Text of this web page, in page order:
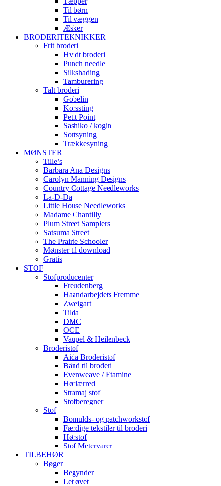
Til børn
Til væggen
Æsker
BRODERITEKNIKKER
Frit broderi
Hvidt broderi
Punch needle
Silkshading
Tamburering
Talt broderi
Gobelin
Korssting
Petit Point
Sashiko / kogin
Sortsyning
Trækkesyning
MØNSTER
Tille’s
Barbara Ana Designs
Carolyn Manning Designs
Country Cottage Needleworks
La-D-Da
Little House Needleworks
Madame Chantilly
Plum Street Samplers
Satsuma Street
The Prairie Schooler
Mønster til download
Gratis
STOF
Stofproducenter
Freudenberg
Haandarbejdets Fremme
Zweigart
Tilda
DMC
OOE
Vaupel & Heilenbeck
Broderistof
Aida Broderistof
Bånd til broderi
Evenweave / Etamine
Hørlærred
Stramaj stof
Stofberegner
Stof
Bomulds- og patchworkstof
Færdige tekstiler til broderi
Hørstof
Stof Metervarer
TILBEHØR
Bøger
Begynder
Let øvet